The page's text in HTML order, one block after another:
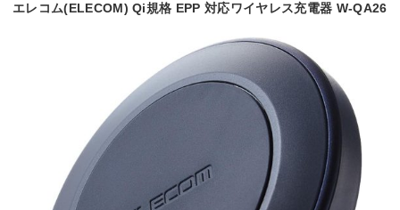
エレコム(ELECOM) Qi規格 EPP 対応ワイヤレス充電器 W-QA26